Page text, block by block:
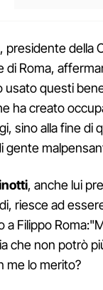
, presidente della
di Roma,
usato questi
ha creato
sino alla fine di
gente
, anche lui
riesce ad
a Filippo
che non potrò
me lo merito?